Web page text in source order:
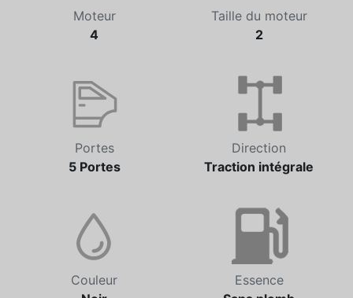
4
2
5 Portes
Traction intégrale